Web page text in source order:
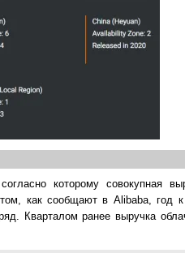
которому совокупная
как сообщают в Alibaba, год к
Кварталом ранее выручка